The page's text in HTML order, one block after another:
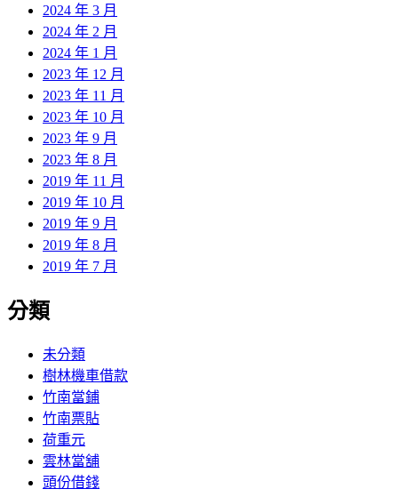
2024 年 3 月
2024 年 2 月
2024 年 1 月
2023 年 12 月
2023 年 11 月
2023 年 10 月
2023 年 9 月
2023 年 8 月
2019 年 11 月
2019 年 10 月
2019 年 9 月
2019 年 8 月
2019 年 7 月
分類
未分類
樹林機車借款
竹南當鋪
竹南票貼
荷重元
雲林當舖
頭份借錢